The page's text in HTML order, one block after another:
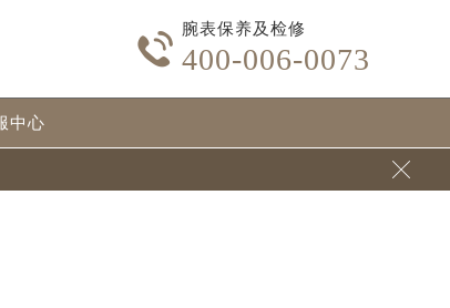

腕表保养及检修
400-006-0073
中心
